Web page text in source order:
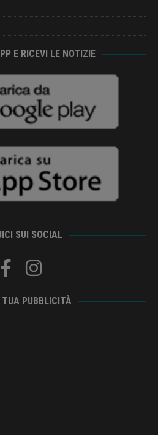
E RICEVI LE NOTIZIE
SUI SOCIAL
TUA PUBBLICITÀ